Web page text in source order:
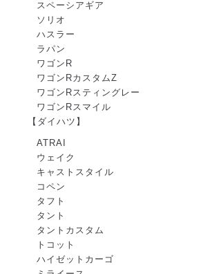
スペーシアギア
ソリオ
ハスラー
ラパン
ワゴンR
ワゴンRカスタムZ
ワゴンRスティングレー
ワゴンRスマイル
【ダイハツ】
ATRAI
ウェイク
キャストスタイル
コペン
タフト
タント
タントカスタム
トコット
ハイゼットカーゴ